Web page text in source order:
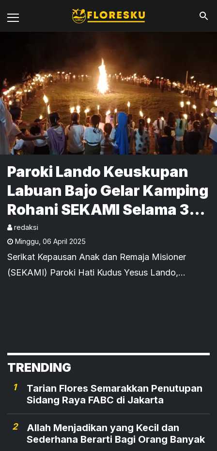
Paroki Lando Keuskupan
Labuan Bajo Gelar Kamping
Rohani SEKAMI Selama 3
Hari
redaksi
Minggu 06 April 2025
Serikat Kepausan Anak dan Remaja Misioner
(SEKAMI) Paroki Hati Kudus Yesus Lando,
TRENDING
1
Tarian Flores Semarakkan Penutupan
Sidang Raya FABC di Jakarta
2
Allah Menjadikan yang Kecil dan
Sederhana Berarti Bagi Orang Banyak